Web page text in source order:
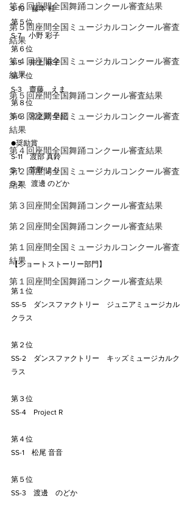
第６回座間全国舞踊コンクール審査結果
第５回座間全国ミュージカルコンクール審査
結果
第４回座間全国ミュージカルコンクール審査
結果
第５回座間全国舞踊コンクール審査結果
第３回座間全国ミュージカルコンクール審査
結果
第４回座間全国舞踊コンクール審査結果
第２回座間全国ミュージカルコンクール審査
結果
第３回座間全国舞踊コンクール審査結果
第２回座間全国舞踊コンクール審査結果
第１回座間全国ミュージカルコンクール審査
結果
第１回座間全国舞踊コンクール審査結果
S-10　藤本 桂
第５位
S-7　小野 彩子
第６位
S-5　井上 麻子
第７位
S-3　齋藤　えま
第８位
S-6　宮之原 早紀
●奨励賞
S-11　渡部 真鈴
S-1　 菅野 より
S-2　 渡邊 のどか
【ショートストーリー部門】
第１位
SS-5　ダンスファクトリー　ジュニアミュージカル
クラス
第２位
SS-2　ダンスファクトリー　キッズミュージカルク
ラス
第３位
SS-4　Project R
第４位
SS-1　松尾 音音
第５位
SS-3　渡邊　のどか